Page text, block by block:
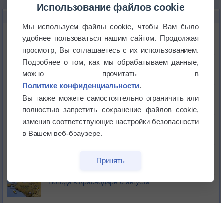
Приложение построит маршрут через тень
Атмосфера начала замерзать
В Приморье обнаружены морские волны тепла
Изменение климата повлияло на ареал обитания
бабочек
Погода в Краснодаре 6 августа
Использование файлов cookie
Мы используем файлы cookie, чтобы Вам было
удобнее пользоваться нашим сайтом. Продолжая
просмотр, Вы соглашаетесь с их использованием.
Подробнее о том, как мы обрабатываем данные,
можно прочитать в
Политике конфиденциальности.
Вы также можете самостоятельно ограничить или
полностью запретить сохранение файлов cookie,
изменив соответствующие настройки безопасности
в Вашем веб-браузере.
Принять